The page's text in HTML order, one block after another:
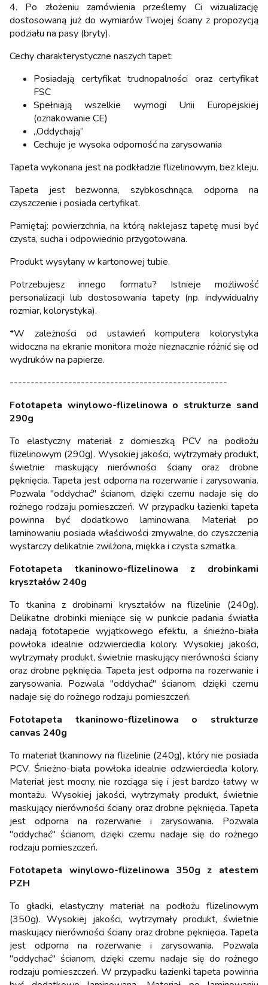
4. Po złożeniu zamówienia prześlemy Ci wizualizację
dostosowaną już do wymiarów Twojej ściany z propozycją
podziału na pasy (bryty).
Cechy charakterystyczne naszych tapet:
Posiadają certyfikat trudnopalności oraz certyfikat
FSC
Spełniają wszelkie wymogi Unii Europejskiej
(oznakowanie CE)
„Oddychają”
Cechuje je wysoka odporność na zarysowania
Tapeta wykonana jest na podkładzie flizelinowym, bez kleju.
Tapeta jest bezwonna, szybkoschnąca, odporna na
czyszczenie i posiada certyfikat.
Pamiętaj: powierzchnia, na którą naklejasz tapetę musi być
czysta, sucha i odpowiednio przygotowana.
Produkt wysyłany w kartonowej tubie.
Potrzebujesz innego formatu? Istnieje możliwość
personalizacji lub dostosowania tapety (np. indywidualny
rozmiar, kolorystyka).
*W zależności od ustawień komputera kolorystyka
widoczna na ekranie monitora może nieznacznie różnić się od
wydruków na papierze.
----------------------------------------------------
Fototapeta winylowo-flizelinowa o strukturze sand
290g
To elastyczny materiał z domieszką PCV na podłożu
flizelinowym (290g). Wysokiej jakości, wytrzymały produkt,
świetnie maskujący nierówności ściany oraz drobne
pęknięcia. Tapeta jest odporna na rozerwanie i zarysowania.
Pozwala "oddychać" ścianom, dzięki czemu nadaje się do
rożnego rodzaju pomieszczeń. W przypadku łazienki tapeta
powinna być dodatkowo laminowana. Materiał po
laminowaniu posiada właściwości zmywalne, do czyszczenia
wystarczy delikatnie zwilżona, miękka i czysta szmatka.
Fototapeta tkaninowo-flizelinowa z drobinkami
kryształów 240g
To tkanina z drobinami kryształów na flizelinie (240g).
Delikatne drobinki mieniące się w punkcie padania światła
nadają fototapecie wyjątkowego efektu, a śnieżno-biała
powłoka idealnie odzwierciedla kolory. Wysokiej jakości,
wytrzymały produkt, świetnie maskujący nierówności ściany
oraz drobne pęknięcia. Tapeta jest odporna na rozerwanie i
zarysowania. Pozwala "oddychać" ścianom, dzięki czemu
nadaje się do rożnego rodzaju pomieszczeń.
Fototapeta tkaninowo-flizelinowa o strukturze
canvas 240g
To materiał tkaninowy na flizelinie (240g), który nie posiada
PCV. Śnieżno-biała powłoka idealnie odzwierciedla kolory.
Materiał jest mocny, nie rozciąga się i jest bardzo łatwy w
montażu. Wysokiej jakości, wytrzymały produkt, świetnie
maskujący nierówności ściany oraz drobne pęknięcia. Tapeta
jest odporna na rozerwanie i zarysowania. Pozwala
"oddychać" ścianom, dzięki czemu nadaje się do rożnego
rodzaju pomieszczeń.
Fototapeta winylowo-flizelinowa 350g z atestem
PZH
To gładki, elastyczny materiał na podłożu flizelinowym
(350g). Wysokiej jakości, wytrzymały produkt, świetnie
maskujący nierówności ściany oraz drobne pęknięcia. Tapeta
jest odporna na rozerwanie i zarysowania. Pozwala
"oddychać" ścianom, dzięki czemu nadaje się do rożnego
rodzaju pomieszczeń. W przypadku łazienki tapeta powinna